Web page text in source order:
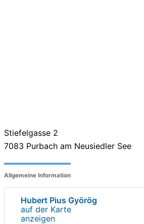
Stiefelgasse 2
7083 Purbach am Neusiedler See
Allgemeine Information
Hubert Pius Györög
auf der Karte
anzeigen